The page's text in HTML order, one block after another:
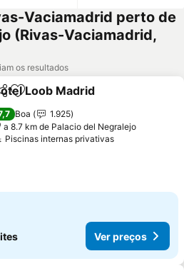
Vaciamadrid perto de
(Rivas-Vaciamadrid,
os resultados
Adicionar aos favoritos
Loob Madrid
Boa
1.925
a 8.7 km de Palacio del Negralejo
Piscinas internas privativas
Ver preços